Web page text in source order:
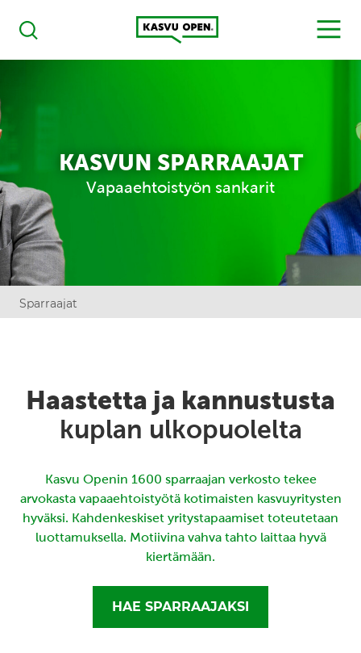
Haku
Kasvu Open
MENU
KASVUN SPARRAAJAT
Vapaaehtoistyön sankarit
Sparraajat
Haastetta ja kannustusta
kuplan ulkopuolelta
Kasvu Openin 1600 sparraajan verkosto tekee
arvokasta vapaaehtoistyötä kotimaisten kasvuyritysten
hyväksi. Kahdenkeskiset yritystapaamiset toteutetaan
luottamuksella. Motiivina vahva tahto laittaa hyvä
kiertämään.
HAE SPARRAAJAKSI